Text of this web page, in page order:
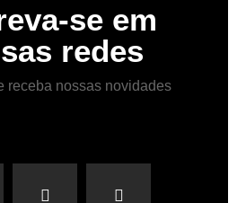
se em
redes
receba nossas novidades